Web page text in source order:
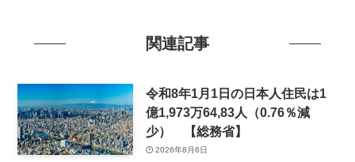
関連記事
令和8年1月1日の日本人住民は1
億1,973万64,83人（0.76％減
少） 【総務省】
2026年8月6日